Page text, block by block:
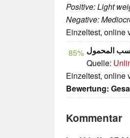
Positive: Light
Negative:
Einzeltest, online
85%
Quelle:
Einzeltest, online
Bewertung:
Kommentar